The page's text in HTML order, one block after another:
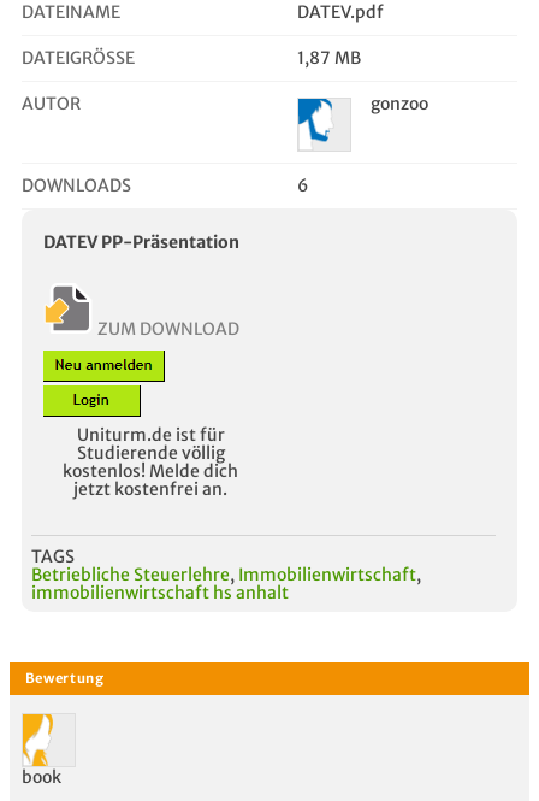
DATEINAME DATEV.pdf
DATEIGRÖSSE 1,87 MB
AUTOR gonzoo
DOWNLOADS 6
DATEV PP-Präsentation
ZUM DOWNLOAD
Uniturm.de ist für
Studierende völlig
kostenlos! Melde dich
jetzt kostenfrei an.
TAGS
Betriebliche Steuerlehre, Immobilienwirtschaft,
immobilienwirtschaft hs anhalt
book